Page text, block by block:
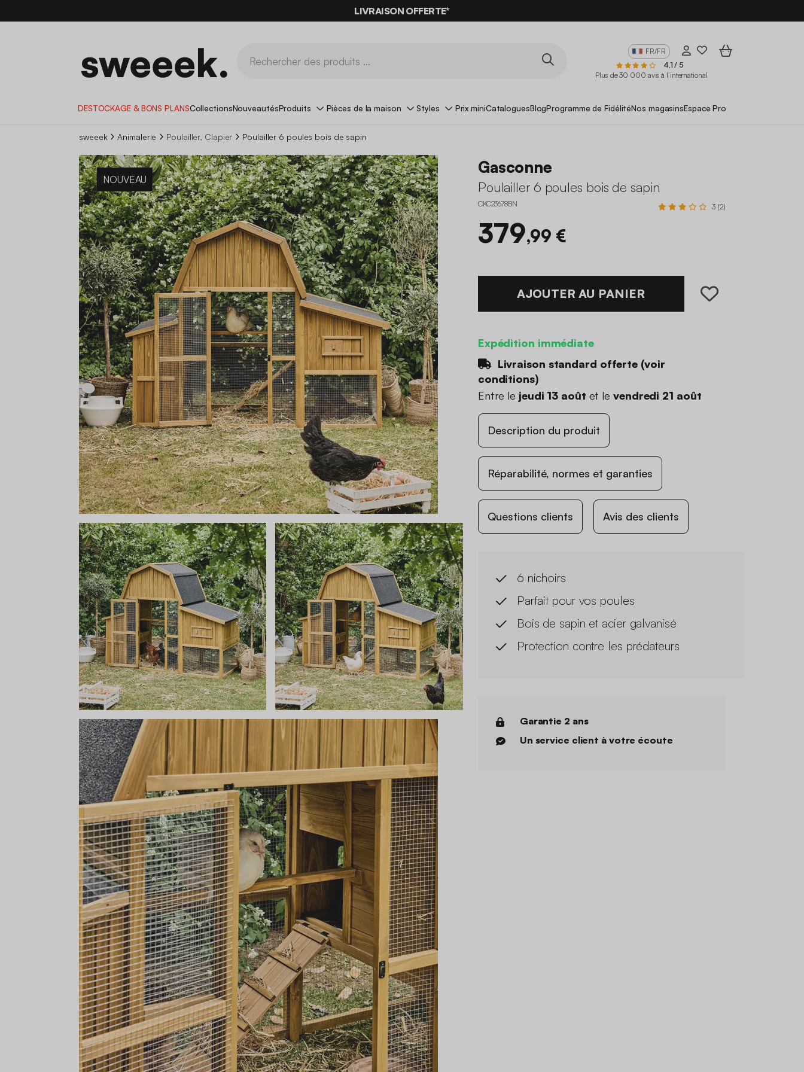
LIVRAISON OFFERTE*
FR/FR
4,1 / 5
Plus de 30 000 avis à l’international
DESTOCKAGE & BONS PLANSCollectionsNouveautésProduits Pièces de la maison Styles Prix miniCataloguesBlogProgramme de FidélitéNos magasinsEspace Pro
sweeek Animalerie Poulailler, Clapier Poulailler 6 poules bois de sapin
NOUVEAU
Gasconne
Poulailler 6 poules bois de sapin
CKC23678BN 3 (2)
379,99 €
AJOUTER AU PANIER
Expédition immédiate
Livraison standard offerte (voir
conditions)
Entre le jeudi 13 août et le vendredi 21 août
Description du produit
Réparabilité, normes et garanties
Questions clients Avis des clients
6 nichoirs
Parfait pour vos poules
Bois de sapin et acier galvanisé
Protection contre les prédateurs
Garantie 2 ans
Un service client à votre écoute